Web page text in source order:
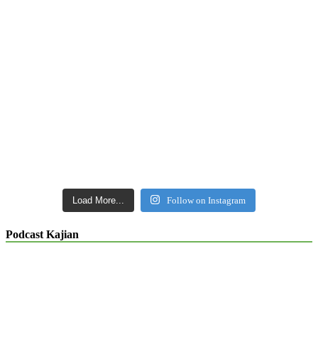
Load More... Follow on Instagram
Podcast Kajian